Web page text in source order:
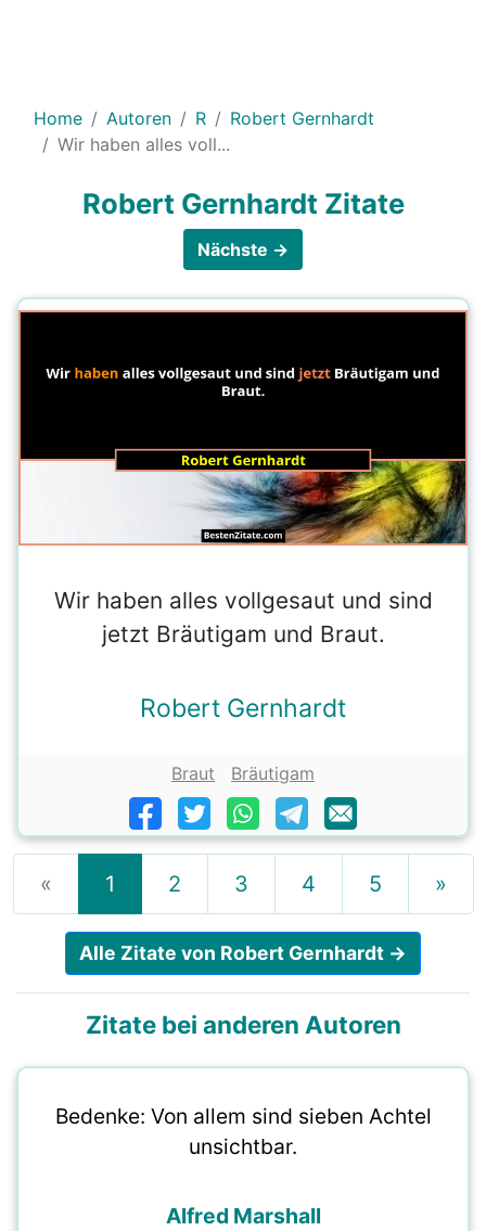
Home Autoren R
Robert Gernhardt
Wir haben alles voll...
Robert Gernhardt Zitate
Nächste →
Wir haben alles vollgesaut und sind
jetzt Bräutigam und Braut.
Robert Gernhardt
Braut Bräutigam
« 1 2 3 4 5 »
Alle Zitate von Robert Gernhardt →
Zitate bei anderen Autoren
Bedenke: Von allem sind sieben Achtel
unsichtbar.
Alfred Marshall